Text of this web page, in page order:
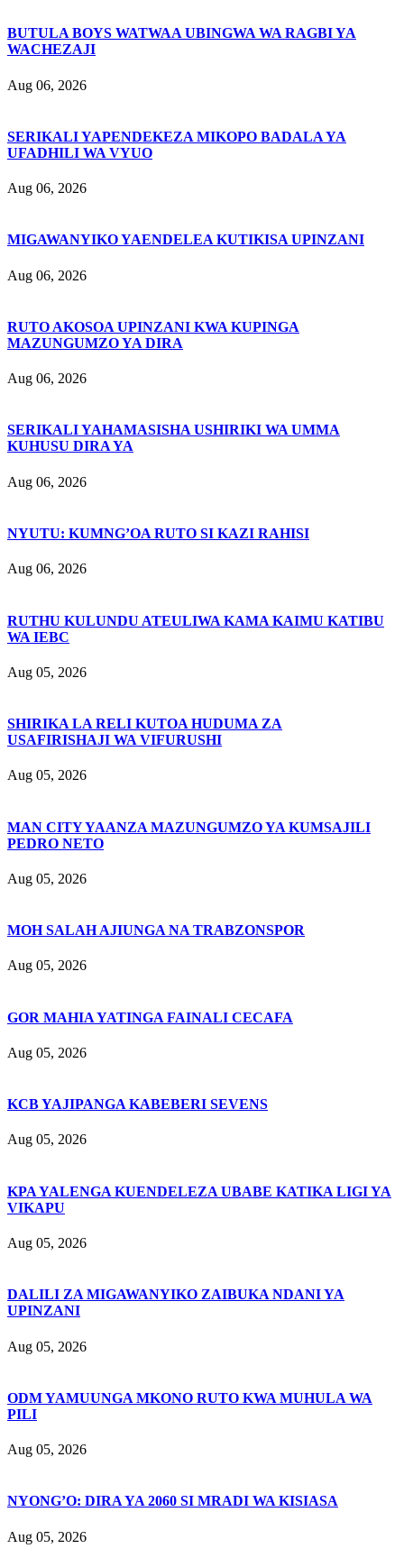
BUTULA BOYS WATWAA UBINGWA WA RAGBI YA
WACHEZAJI
Aug 06, 2026
SERIKALI YAPENDEKEZA MIKOPO BADALA YA
UFADHILI WA VYUO
Aug 06, 2026
MIGAWANYIKO YAENDELEA KUTIKISA UPINZANI
Aug 06, 2026
RUTO AKOSOA UPINZANI KWA KUPINGA
MAZUNGUMZO YA DIRA
Aug 06, 2026
SERIKALI YAHAMASISHA USHIRIKI WA UMMA
KUHUSU DIRA YA
Aug 06, 2026
NYUTU: KUMNG’OA RUTO SI KAZI RAHISI
Aug 06, 2026
RUTHU KULUNDU ATEULIWA KAMA KAIMU KATIBU
WA IEBC
Aug 05, 2026
SHIRIKA LA RELI KUTOA HUDUMA ZA
USAFIRISHAJI WA VIFURUSHI
Aug 05, 2026
MAN CITY YAANZA MAZUNGUMZO YA KUMSAJILI
PEDRO NETO
Aug 05, 2026
MOH SALAH AJIUNGA NA TRABZONSPOR
Aug 05, 2026
GOR MAHIA YATINGA FAINALI CECAFA
Aug 05, 2026
KCB YAJIPANGA KABEBERI SEVENS
Aug 05, 2026
KPA YALENGA KUENDELEZA UBABE KATIKA LIGI YA
VIKAPU
Aug 05, 2026
DALILI ZA MIGAWANYIKO ZAIBUKA NDANI YA
UPINZANI
Aug 05, 2026
ODM YAMUUNGA MKONO RUTO KWA MUHULA WA
PILI
Aug 05, 2026
NYONG’O: DIRA YA 2060 SI MRADI WA KISIASA
Aug 05, 2026